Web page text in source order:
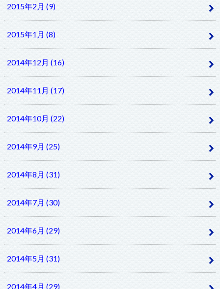
2015年2月 (9)
2015年1月 (8)
2014年12月 (16)
2014年11月 (17)
2014年10月 (22)
2014年9月 (25)
2014年8月 (31)
2014年7月 (30)
2014年6月 (29)
2014年5月 (31)
2014年4月 (29)